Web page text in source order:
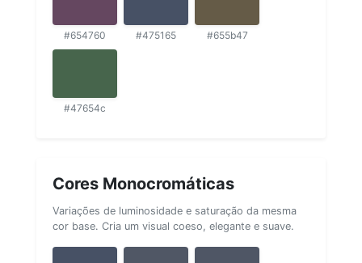
#654760 #475165 #655b47
#47654c
Cores Monocromáticas
Variações de luminosidade e saturação da mesma
cor base. Cria um visual coeso, elegante e suave.